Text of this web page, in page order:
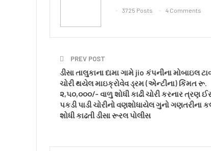
3725 Posts 4 Comments
PREV POST
ડીસા તાલુકાના દામા ગામે jio કંપનીના મોબાઇલ
ચોરી થયેલ માઇક્રોવેવ ડ્રમ (એન્ટીના) કિંમત રૂ.
૨,૫૦,૦૦૦/- વાળુ શોધી કાઢી ચોરી કરનાર ત્રણ
પકડી પાડી ચોરીનો વણશોધાયેલ ગુનો ગણતરીના
શોધી કાઢતી ડીસા રૂરલ પોલીસ